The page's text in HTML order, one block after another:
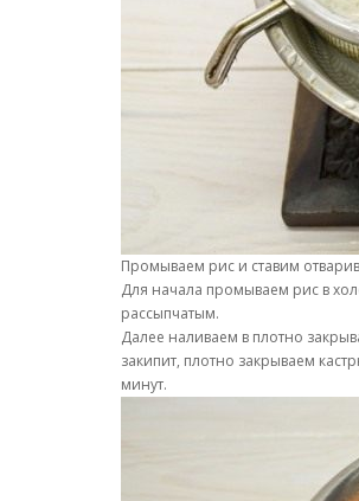
Промываем рис и ставим
Для начала промываем рис в
рассыпчатым.
Далее наливаем в плотно
закипит, плотно закрываем
минут.